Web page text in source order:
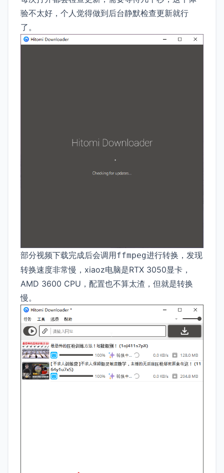
验不太好，个人觉得做到后台静默检查更新就行
了。
部分视频下载完成后会调用ffmpeg进行转换，发现
转换速度非常慢，xiaoz电脑是RTX 3050显卡，
AMD 3600 CPU，配置也不算太渣，但就是转换
慢。